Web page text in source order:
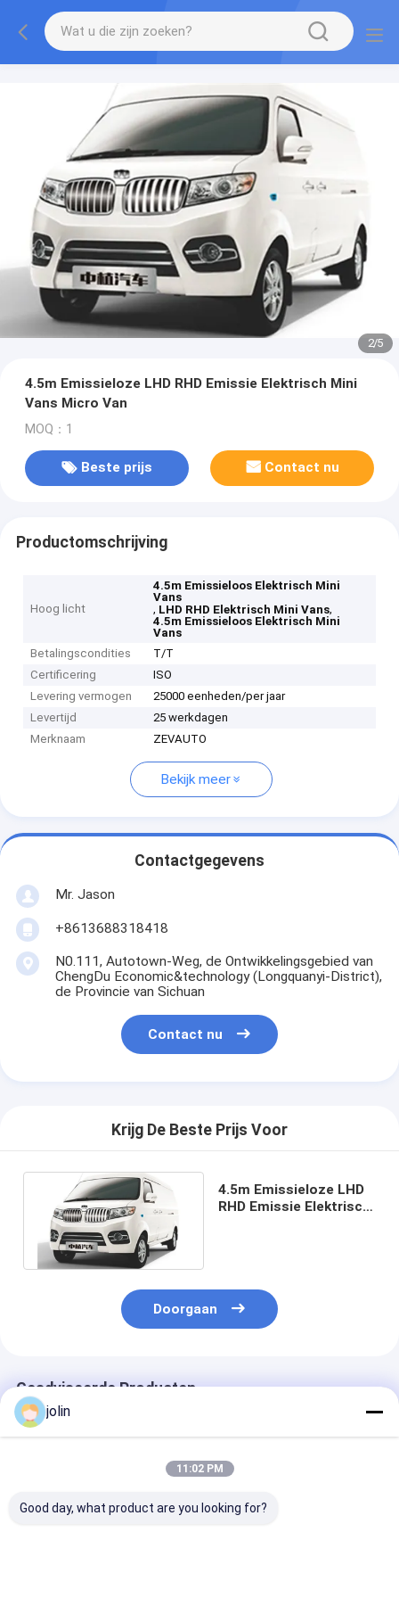
2/5
4.5m Emissieloze LHD RHD Emissie Elektrisch Mini
Vans Micro Van
MOQ：1
Beste prijs Contact nu
Productomschrijving
Hoog licht
4.5m Emissieloos Elektrisch Mini
Vans
, LHD RHD Elektrisch Mini Vans,
4.5m Emissieloos Elektrisch Mini
Vans
Betalingscondities
T/T
Certificering
ISO
Levering vermogen
25000 eenheden/per jaar
Levertijd
25 werkdagen
Merknaam
ZEVAUTO
Bekijk meer
Contactgegevens
Mr. Jason
+8613688318418
N0.111, Autotown-Weg, de Ontwikkelingsgebied van
ChengDu Economic&technology (Longquanyi-District),
de Provincie van Sichuan
Contact nu
Krijg De Beste Prijs Voor
4.5m Emissieloze LHD
RHD Emissie Elektrisch
Doorgaan
Geadviseerde Producten
jolin
11:02 PM
Good day, what product are you looking for?